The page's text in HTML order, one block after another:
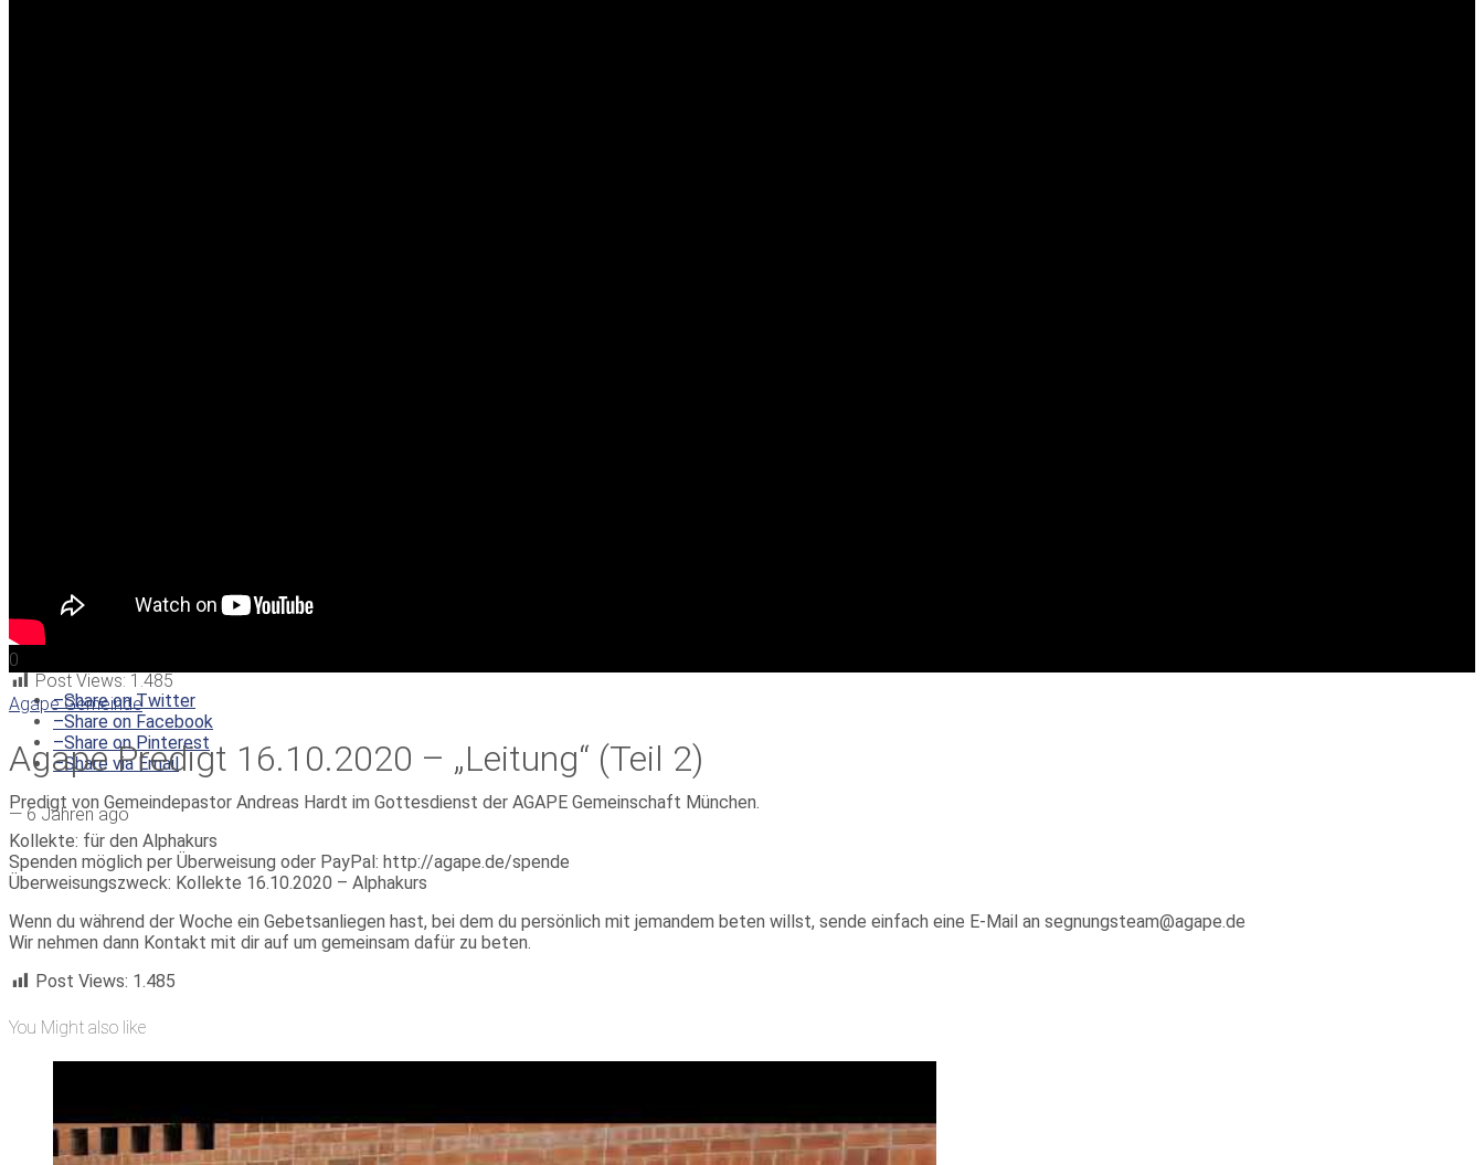
0
Post Views: 1.485
Agape Gemeinde
Agape Predigt 16.10.2020 – „Leitung“ (Teil 2)
— 6 Jahren ago
–Share on Twitter
–Share on Facebook
–Share on Pinterest
–Share via Email
Predigt von Gemeindepastor Andreas Hardt im Gottesdienst der AGAPE Gemeinschaft München.
Kollekte: für den Alphakurs
Spenden möglich per Überweisung oder PayPal: http://agape.de/spende
Überweisungszweck: Kollekte 16.10.2020 – Alphakurs
Wenn du während der Woche ein Gebetsanliegen hast, bei dem du persönlich mit jemandem beten willst, sende einfach eine E-Mail an segnungsteam@agape.de
Wir nehmen dann Kontakt mit dir auf um gemeinsam dafür zu beten.
Post Views: 1.485
You Might also like